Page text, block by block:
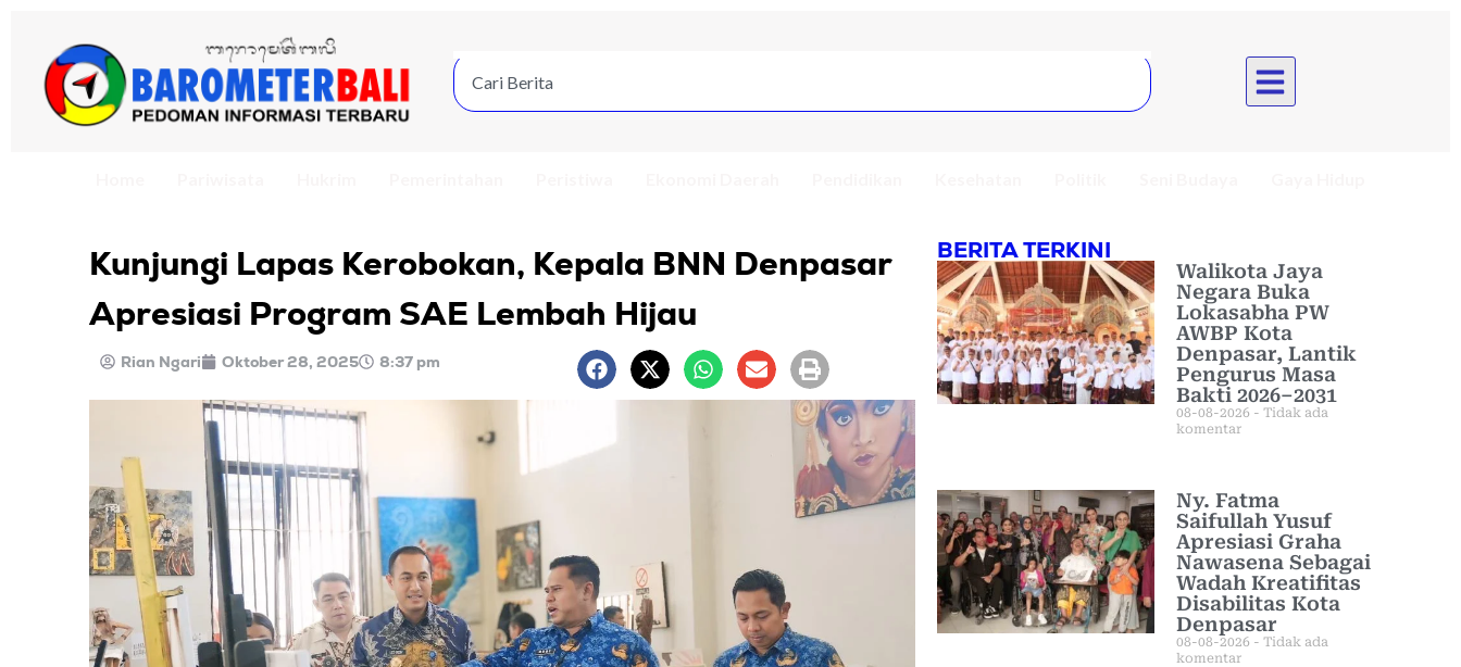
Kunjungi Lapas Kerobokan, Kepala BNN Denpasar
Apresiasi Program SAE Lembah Hijau
Rian Ngari Oktober 28, 2025 8:37 pm
BERITA TERKINI
Walikota Jaya
Negara Buka
Lokasabha PW
AWBP Kota
Denpasar, Lantik
Pengurus Masa
Bakti 2026–2031
08-08-2026
Tidak ada
komentar
Ny. Fatma
Saifullah Yusuf
Apresiasi Graha
Nawasena Sebagai
Wadah Kreatifitas
Disabilitas Kota
Denpasar
08-08-2026
Tidak ada
komentar